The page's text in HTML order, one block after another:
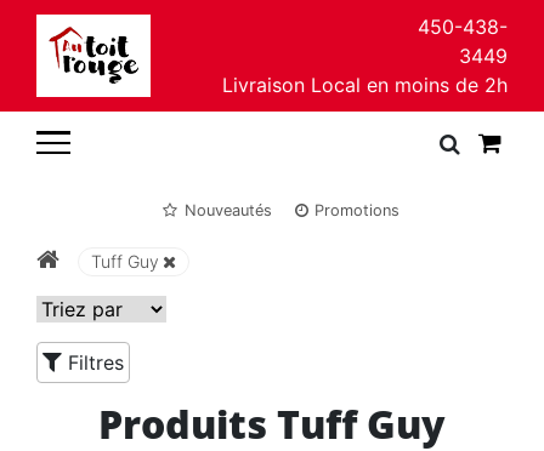
450-438-
3449
Livraison Local en moins de 2h
Nouveautés Promotions
Tuff Guy
Filtres
Produits Tuff Guy